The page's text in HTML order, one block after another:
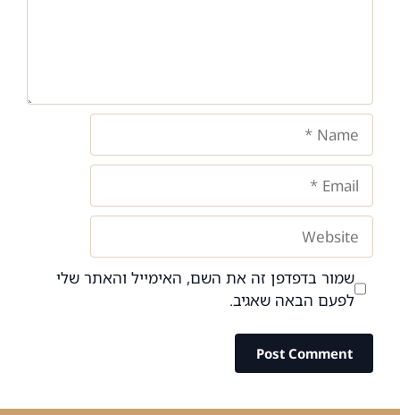
Email
Website
שמור בדפדפן זה את השם, האימייל והאתר שלי
לפעם הבאה שאגיב.